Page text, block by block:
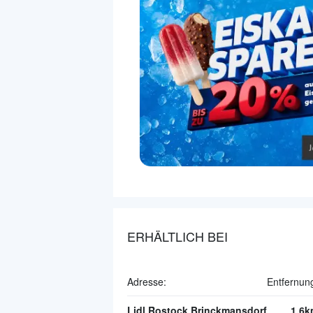
ERHÄLTLICH BEI
Adresse:
Lidl Rostock Brinckmansdorf